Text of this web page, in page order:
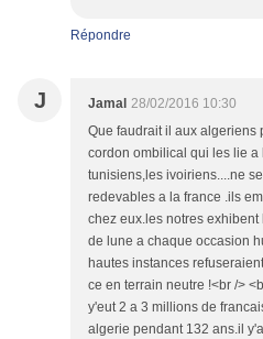
Répondre
J Jamal 28/02/2016 10:30
Que faudrait il aux algeriens
cordon ombilical qui les lie
tunisiens,les ivoiriens....ne
redevables a la france .ils
chez eux.les notres
de lune a chaque occasion
hautes instances
ce en terrain neutre !<br />
y'eut 2 a 3 millions de
algerie pendant 132 ans.il